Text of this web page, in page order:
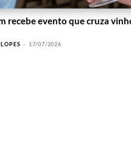
recebe evento que cruza
- 17/07/2026